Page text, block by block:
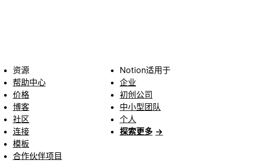
资源
帮助中心
价格
博客
社区
连接
模板
合作伙伴项目
Notion适用于
企业
初创公司
中小型团队
个人
探索更多 →